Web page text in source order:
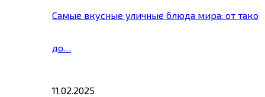
Самые вкусные уличные блюда мира: от тако
до…
11.02.2025